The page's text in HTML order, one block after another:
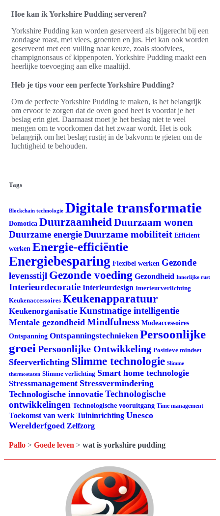
Hoe kan ik Yorkshire Pudding serveren?
Yorkshire Pudding kan worden geserveerd als bijgerecht bij een
zondagse roast, met vlees, groenten en jus. Het kan ook worden
geserveerd met een vulling naar keuze, zoals stoofvlees,
champignonsaus of kippenpoten. Yorkshire Pudding maakt een
heerlijke toevoeging aan elke maaltijd.
Heb je tips voor een perfecte Yorkshire Pudding?
Om de perfecte Yorkshire Pudding te maken, is het belangrijk
om ervoor te zorgen dat de oven goed heet is voordat je het
beslag erin giet. Daarnaast moet je het beslag niet te veel
mengen om te voorkomen dat het zwaar wordt. Het is ook
belangrijk om het beslag rustig in de bakvorm te gieten om de
luchtigheid te behouden.
Tags
Blockchain technologie Digitale transformatie
Domotica Duurzaamheid Duurzaam wonen
Duurzame energieDuurzame mobiliteit Efficient
werken Energie-efficiëntie
Energiebesparing Flexibel werken Gezonde
levensstijl Gezonde voeding Gezondheid Innerlijke rust
Interieurdecoratie Interieurdesign Interieurverlichting
Keukenaccessoires Keukenapparatuur
Keukenorganisatie Kunstmatige intelligentie
Mentale gezondheid Mindfulness Modeaccessoires
Ontspanning Ontspanningstechnieken Persoonlijke
groei Persoonlijke Ontwikkeling Positieve mindset
Sfeerverlichting Slimme technologie Slimme
thermostaten Slimme verlichting Smart home technologie
Stressmanagement Stressvermindering
Technologische innovatie Technologische
ontwikkelingen Technologische vooruitgang Time management
Toekomst van werk Tuininrichting Unesco
Werelderfgoed Zelfzorg
Pallo > Goede leven > wat is yorkshire pudding